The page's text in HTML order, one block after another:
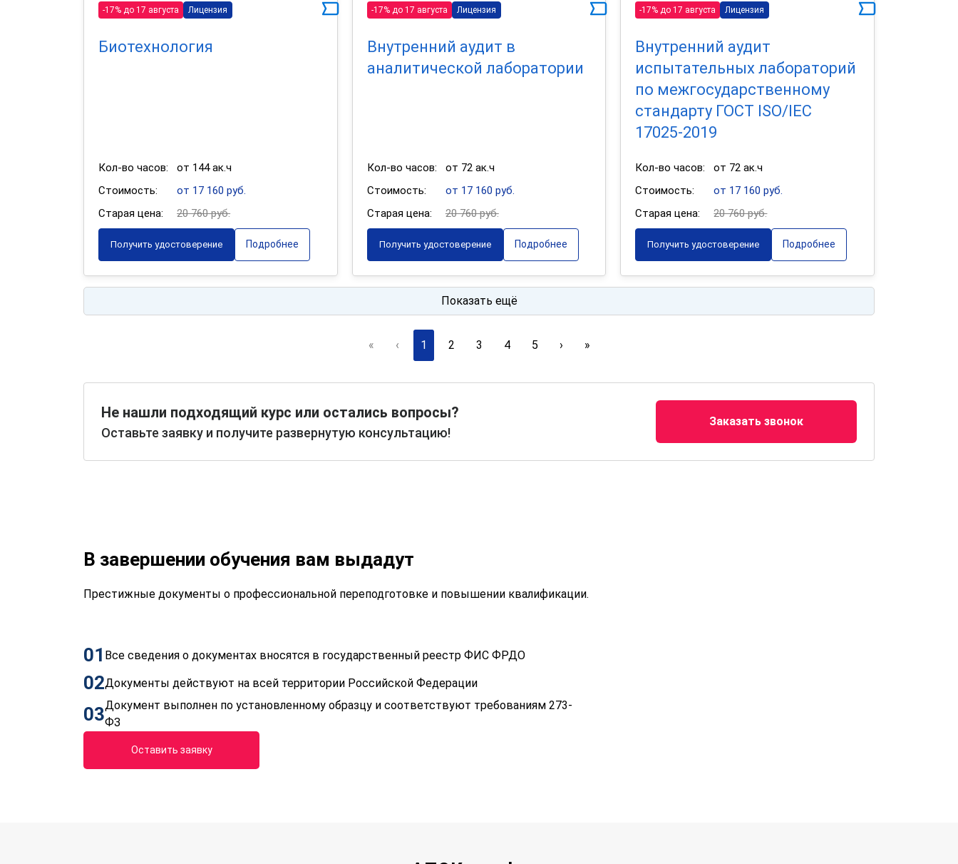
-17% до 17 августа Лицензия
Биотехнология
Кол-во часов:
от 144 ак.ч
Стоимость:
от 17 160 руб.
Старая цена:
20 760 руб.
Получить удостоверение Подробнее
-17% до 17 августа Лицензия
Внутренний аудит в
аналитической лаборатории
Кол-во часов:
от 72 ак.ч
Стоимость:
от 17 160 руб.
Старая цена:
20 760 руб.
Получить удостоверение Подробнее
-17% до 17 августа Лицензия
Внутренний аудит
испытательных лабораторий
по межгосударственному
стандарту ГОСТ ISO/IEC
17025-2019
Кол-во часов:
от 72 ак.ч
Стоимость:
от 17 160 руб.
Старая цена:
20 760 руб.
Получить удостоверение Подробнее
Показать ещё
« ‹ 1 2 3 4 5 › »
Не нашли подходящий курс или остались вопросы?
Оставьте заявку и получите развернутую консультацию!
Заказать звонок
В завершении обучения вам выдадут
Престижные документы о профессиональной переподготовке и повышении квалификации.
01 Все сведения о документах вносятся в государственный реестр ФИС ФРДО
02Документы действуют на всей территории Российской Федерации
03Документ выполнен по установленному образцу и соответствуют требованиям 273-
ФЗ
Оставить заявку